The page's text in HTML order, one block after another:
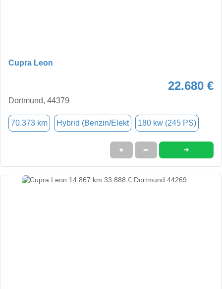
Cupra Leon
22.680 €
Dortmund, 44379
70.373 km Hybrid (Benzin/Elekt 180 kw (245 PS)
★ ➦ ➜